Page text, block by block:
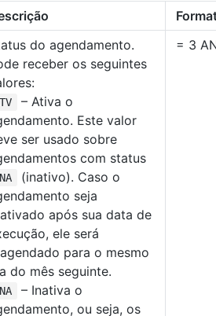
do agendamento.
receber os seguintes
– Ativa o
Este valor
ser usado sobre
com status
(inativo). Caso o
seja
após sua data de
ele será
para o mesmo
do mês seguinte.
– Inativa o
ou seja, os
= 3